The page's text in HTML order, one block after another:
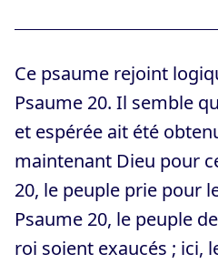
Ce psaume rejoint
Psaume 20. Il semble
et espérée ait été
maintenant Dieu pour
20, le peuple prie pour
Psaume 20, le peuple
roi soient exaucés ; ici,